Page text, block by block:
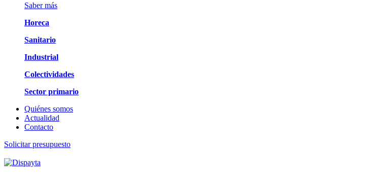
Saber más
Horeca
Sanitario
Industrial
Colectividades
Sector primario
Quiénes somos
Actualidad
Contacto
Solicitar presupuesto